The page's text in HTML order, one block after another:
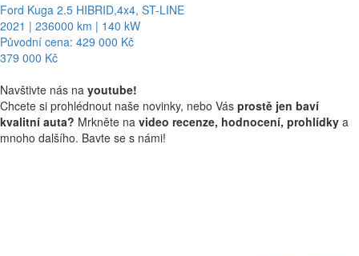
Ford Kuga 2.5 HIBRID,4x4, ST-LINE
2021 | 236000 km | 140 kW
Původní cena: 429 000 Kč
379 000 Kč
Navštivte nás na youtube!
Chcete si prohlédnout naše novinky, nebo Vás prostě jen baví
kvalitní auta? Mrkněte na video recenze, hodnocení, prohlídky a
mnoho dalšího. Bavte se s námi!